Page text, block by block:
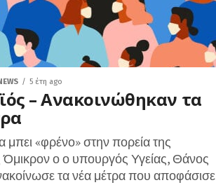
5 έτη ago
– Ανακοινώθηκαν τα
μπει «φρένο» στην πορεία της
Όμικρον ο ο υπουργός Υγείας, Θάνος
τα νέα μέτρα που αποφάσισε